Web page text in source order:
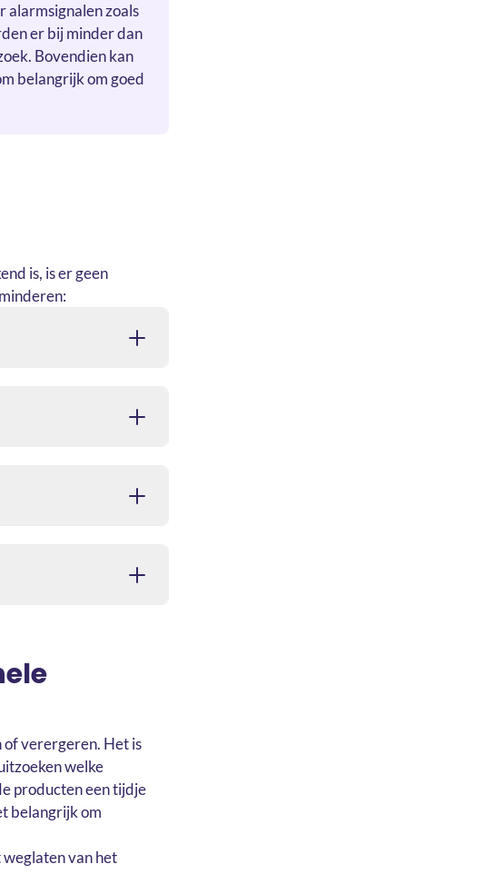
alarmsignalen zoals
er bij minder dan
Bovendien kan
belangrijk om goed
is, is er geen
of verergeren. Het is
welke
producten een tijdje
belangrijk om
van het